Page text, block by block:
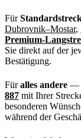
Für
Dubrovnik–Mostar,
Premium-
Sie direkt auf der
Bestätigung.
Füralles andere —
887 mit Ihrer
besonderen
während der